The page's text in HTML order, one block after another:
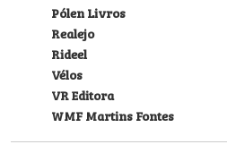
Pólen Livros
Realejo
Rideel
Vélos
VR Editora
WMF Martins Fontes